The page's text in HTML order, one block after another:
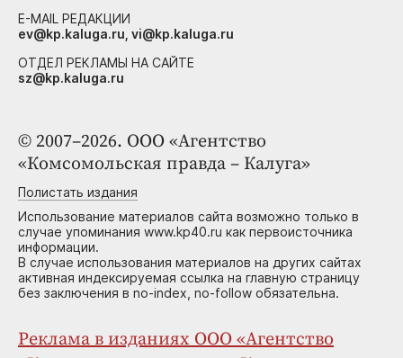
© 2007–2026. ООО «Агентство
«Комсомольская правда – Калуга»
Полистать издания
Использование материалов сайта возможно только в
случае упоминания www.kp40.ru как первоисточника
информации.
В случае использования материалов на других сайтах
активная индексируемая ссылка на главную страницу
без заключения в no-index, no-follow обязательна.
Реклама в изданиях ООО «Агентство
E-MAIL РЕДАКЦИИ
ev@kp.kaluga.ru, vi@kp.kaluga.ru
ОТДЕЛ РЕКЛАМЫ НА САЙТЕ
sz@kp.kaluga.ru